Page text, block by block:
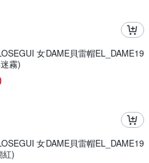
女DAME貝雷帽EL_DAME19
霧)
女DAME貝雷帽EL_DAME19
紅)